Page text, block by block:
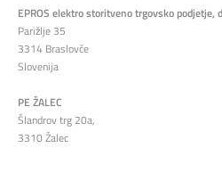
EPROS elektro storitveno trgovsko podjetje,
Parižlje 35
3314 Braslovče
Slovenija
PE ŽALEC
Šlandrov trg 20a,
3310 Žalec